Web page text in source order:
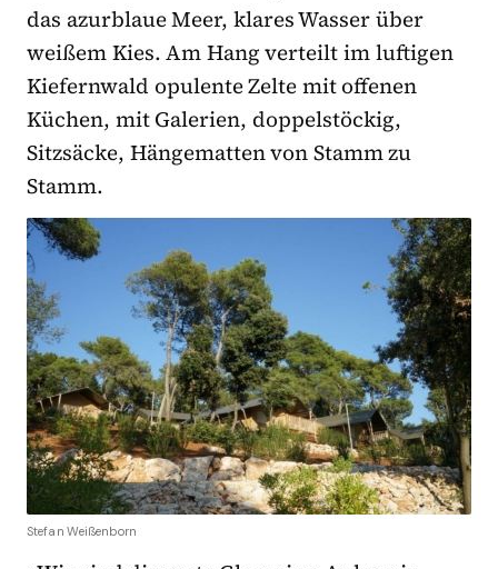
das azurblaue Meer, klares Wasser über
weißem Kies. Am Hang verteilt im luftigen
Kiefernwald opulente Zelte mit offenen
Küchen, mit Galerien, doppelstöckig,
Sitzsäcke, Hängematten von Stamm zu
Stamm.
Stefan Weißenborn